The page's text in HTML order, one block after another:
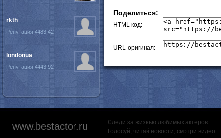
Поделиться:
HTML код:
URL-оригинал:
rkth
Репутация 4483.42
londonua
Репутация 4443.92
www.bestactor.ru
Следи за жизнью любимых актеров
Голосуй, читай новости, смотри видео